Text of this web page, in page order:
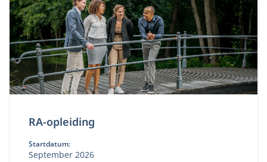
RA-opleiding
Startdatum:
September 2026